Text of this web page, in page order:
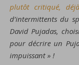
plutôt critiqué,
d’intermittents du
David Pujadas,
pour décrire un
impuissant » !